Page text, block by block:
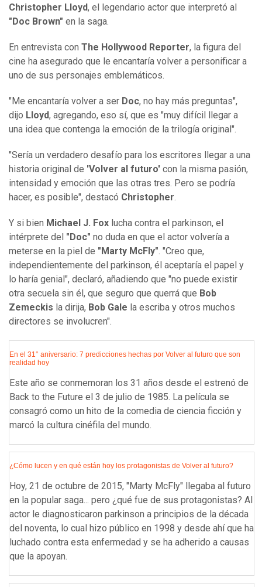
Christopher Lloyd, el legendario actor que interpretó al
"Doc Brown" en la saga.
En entrevista con The Hollywood Reporter, la figura del
cine ha asegurado que le encantaría volver a personificar a
uno de sus personajes emblemáticos.
"Me encantaría volver a ser Doc, no hay más preguntas",
dijo Lloyd, agregando, eso sí, que es "muy difícil llegar a
una idea que contenga la emoción de la trilogía original".
"Sería un verdadero desafío para los escritores llegar a una
historia original de 'Volver al futuro' con la misma pasión,
intensidad y emoción que las otras tres. Pero se podría
hacer, es posible", destacó Christopher.
Y si bien Michael J. Fox lucha contra el parkinson, el
intérprete del "Doc" no duda en que el actor volvería a
meterse en la piel de "Marty McFly". "Creo que,
independientemente del parkinson, él aceptaría el papel y
lo haría genial", declaró, añadiendo que "no puede existir
otra secuela sin él, que seguro que querrá que Bob
Zemeckis la dirija, Bob Gale la escriba y otros muchos
directores se involucren".
En el 31° aniversario: 7 predicciones hechas por Volver al futuro que son
realidad hoy
Este año se conmemoran los 31 años desde el estrenó de
Back to the Future el 3 de julio de 1985. La película se
consagró como un hito de la comedia de ciencia ficción y
marcó la cultura cinéfila del mundo.
¿Cómo lucen y en qué están hoy los protagonistas de Volver al futuro?
Hoy, 21 de octubre de 2015, "Marty McFly" llegaba al futuro
en la popular saga... pero ¿qué fue de sus protagonistas? Al
actor le diagnosticaron parkinson a principios de la década
del noventa, lo cual hizo público en 1998 y desde ahí que ha
luchado contra esta enfermedad y se ha adherido a causas
que la apoyan.